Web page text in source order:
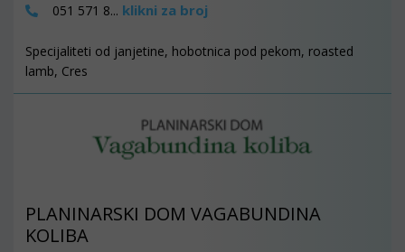
051 571 8... klikni za broj
Specijaliteti od janjetine, hobotnica pod pekom, roasted
lamb, Cres
PLANINARSKI DOM VAGABUNDINA
KOLIBA